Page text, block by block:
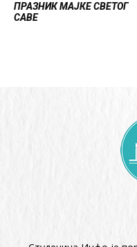
ПРАЗНИК МАЈКЕ СВЕТОГ
САВЕ